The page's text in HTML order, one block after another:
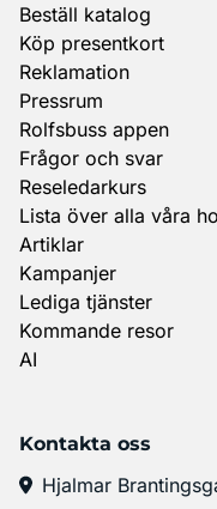
Beställ katalog
Köp presentkort
Reklamation
Pressrum
Rolfsbuss appen
Frågor och svar
Reseledarkurs
Lista över alla våra
Artiklar
Kampanjer
Lediga tjänster
Kommande resor
AI
Kontakta oss
Hjalmar